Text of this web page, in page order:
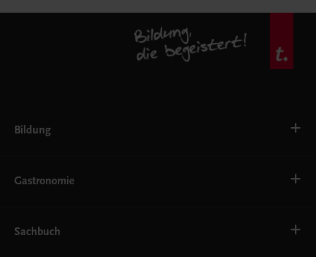
Bildung
AHS
EWF/ZWF
FW
Gastronomie
Getränke
Sachbuch